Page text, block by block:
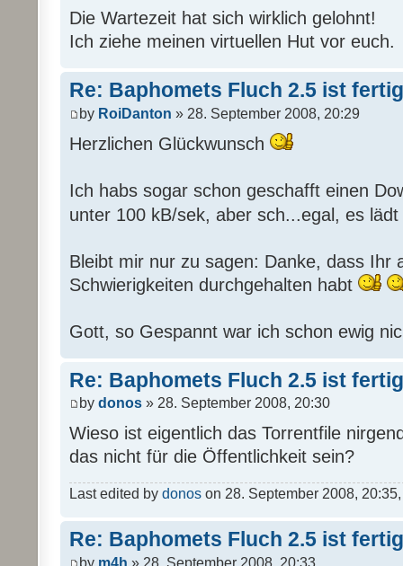
Die Wartezeit hat sich wirklich gelohnt!
Ich ziehe meinen virtuellen Hut vor euch.
Re: Baphomets Fluch 2.5 ist fertig
by RoiDanton » 28. September 2008, 20:29
Herzlichen Glückwunsch
Ich habs sogar schon geschafft einen
unter 100 kB/sek, aber sch...egal, es lädt
Bleibt mir nur zu sagen: Danke, dass Ihr
Schwierigkeiten durchgehalten habt
Gott, so Gespannt war ich schon ewig
Re: Baphomets Fluch 2.5 ist fertig
by donos » 28. September 2008, 20:30
Wieso ist eigentlich das Torrentfile
das nicht für die Öffentlichkeit sein?
Last edited by donos on 28. September 2008,
Re: Baphomets Fluch 2.5 ist fertig
by m4h » 28. September 2008, 20:33